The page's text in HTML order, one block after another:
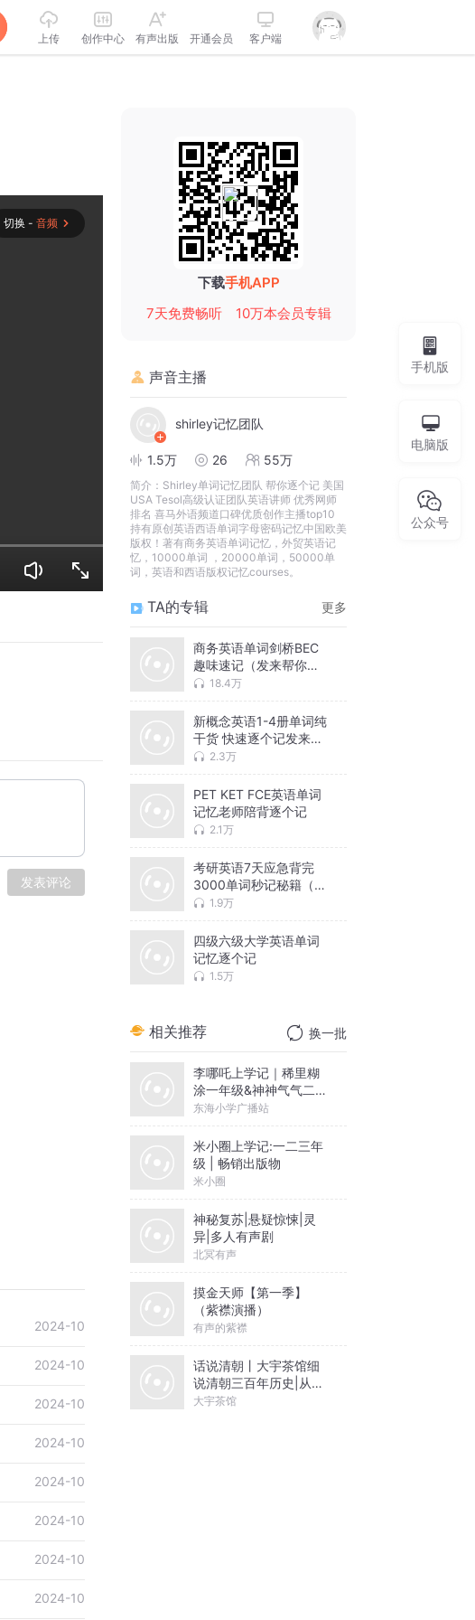
上传 创作中心 有声出版 开通会员 客户端
切换 - 音频
发表评论
2024-10
2024-10
2024-10
2024-10
2024-10
2024-10
2024-10
2024-10
下载手机APP
7天免费畅听
10万本会员专辑
声音主播
shirley记忆团队
1.5万 26 55万
简介： Shirley单词记忆团队 帮你逐个记 美国
USA Tesol高级认证团队英语讲师 优秀网师
排名 喜马外语频道口碑优质创作主播top10
持有原创英语西语单词字母密码记忆中国欧美
版权！著有商务英语单词记忆，外贸英语记
忆，10000单词 ，20000单词，50000单
词，英语和西语版权记忆courses。
TA的专辑 更多
商务英语单词剑桥BEC
趣味速记（发来帮你牢
记）18.4万
新概念英语1-4册单词纯
干货 快速逐个记发来帮
你记2.3万
PET KET FCE英语单词
记忆老师陪背逐个记
2.1万
考研英语7天应急背完
3000单词秒记秘籍（发
来帮你
1.9万
四级六级大学英语单词
记忆逐个记
1.5万
相关推荐 换一批
李哪吒上学记｜稀里糊
涂一年级&神神气气二年
级
东海小学广播站
米小圈上学记:一二三年
级 | 畅销出版物
米小圈
神秘复苏|悬疑惊悚|灵
异|多人有声剧
北冥有声
摸金天师【第一季】
（紫襟演播）
有声的紫襟
话说清朝丨大宇茶馆细
说清朝三百年历史|从努
尔哈赤到末代皇帝溥仪|
大宇茶馆
手机版
电脑版
公众号